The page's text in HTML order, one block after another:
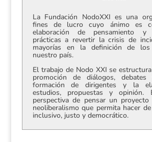
La Fundación NodoXXI es una
fines de lucro cuyo ánimo es
elaboración de pensamiento y
prácticas a revertir la crisis de
mayorías en la definición de
nuestro país.
El trabajo de Nodo XXI se
promoción de diálogos,
formación de dirigentes y la
estudios, propuestas y opinión.
perspectiva de pensar un
neoliberalismo que permita hacer
inclusivo, justo y democrático.